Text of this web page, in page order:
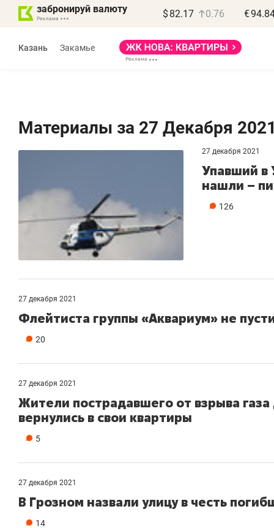
забронируй валюту $ 82.17 0.76 €
Казань Закамье
Материалы за 27 Декабря
27 декабря 2021
Упавший в
нашли –
126
27 декабря 2021
Флейтиста группы «Аквариум» не
20
27 декабря 2021
Жители пострадавшего от взрыва
вернулись в свои квартиры
5
27 декабря 2021
В Грозном назвали улицу в честь
14
Василь Мазитов
местных
бизнес может
минимум
Оман?
Роман Ободец
«Готовые решения»
«Мне лучше
не заработать вообще,
чем потерять